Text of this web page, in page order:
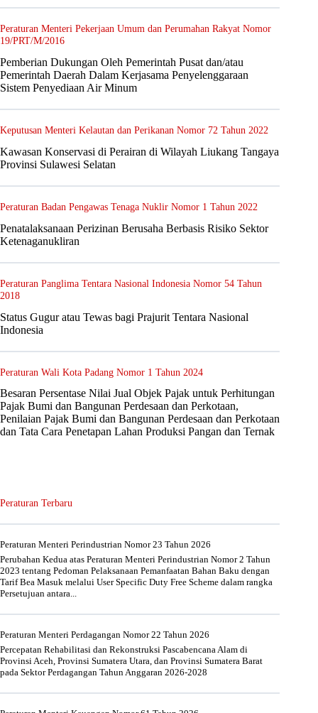
Peraturan Menteri Pekerjaan Umum dan Perumahan Rakyat Nomor
19/PRT/M/2016
Pemberian Dukungan Oleh Pemerintah Pusat dan/atau
Pemerintah Daerah Dalam Kerjasama Penyelenggaraan
Sistem Penyediaan Air Minum
Keputusan Menteri Kelautan dan Perikanan Nomor 72 Tahun 2022
Kawasan Konservasi di Perairan di Wilayah Liukang Tangaya
Provinsi Sulawesi Selatan
Peraturan Badan Pengawas Tenaga Nuklir Nomor 1 Tahun 2022
Penatalaksanaan Perizinan Berusaha Berbasis Risiko Sektor
Ketenaganukliran
Peraturan Panglima Tentara Nasional Indonesia Nomor 54 Tahun
2018
Status Gugur atau Tewas bagi Prajurit Tentara Nasional
Indonesia
Peraturan Wali Kota Padang Nomor 1 Tahun 2024
Besaran Persentase Nilai Jual Objek Pajak untuk Perhitungan
Pajak Bumi dan Bangunan Perdesaan dan Perkotaan,
Penilaian Pajak Bumi dan Bangunan Perdesaan dan Perkotaan
dan Tata Cara Penetapan Lahan Produksi Pangan dan Ternak
Peraturan Terbaru
Peraturan Menteri Perindustrian Nomor 23 Tahun 2026
Perubahan Kedua atas Peraturan Menteri Perindustrian Nomor 2 Tahun
2023 tentang Pedoman Pelaksanaan Pemanfaatan Bahan Baku dengan
Tarif Bea Masuk melalui User Specific Duty Free Scheme dalam rangka
Persetujuan antara...
Peraturan Menteri Perdagangan Nomor 22 Tahun 2026
Percepatan Rehabilitasi dan Rekonstruksi Pascabencana Alam di
Provinsi Aceh, Provinsi Sumatera Utara, dan Provinsi Sumatera Barat
pada Sektor Perdagangan Tahun Anggaran 2026-2028